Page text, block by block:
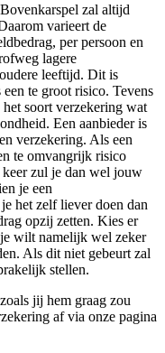
zal altijd
varieert de
per persoon en
lagere
leeftijd. Dit is
te groot risico. Tevens
soort verzekering wat
Een aanbieder is
verzekering. Als een
te omvangrijk risico
zul je dan wel jouw
je een
het zelf liever doen dan
opzij zetten. Kies er
wilt namelijk wel zeker
Als dit niet gebeurt zal
stellen.
jij hem graag zou
af via onze pagina